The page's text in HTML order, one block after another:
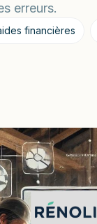
erreurs.
financières